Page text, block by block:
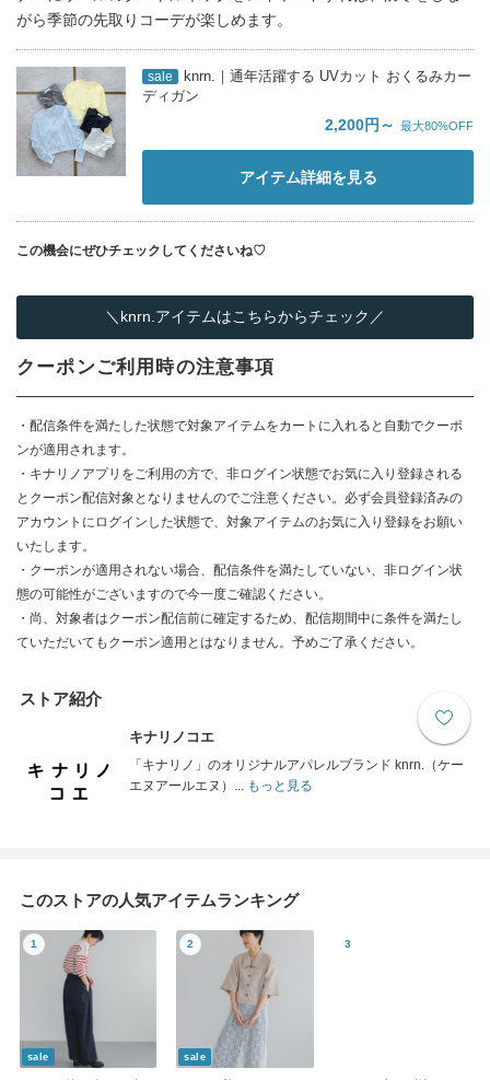
がら季節の先取りコーデが楽しめます。
sale
knrn.｜通年活躍する UVカット おくるみカー
ディガン
2,200円～ 最大80%OFF
アイテム詳細を見る
この機会にぜひチェックしてくださいね♡
＼knrn.アイテムはこちらからチェック／
クーポンご利用時の注意事項
・配信条件を満たした状態で対象アイテムをカートに入れると自動でクーポ
ンが適用されます。
・キナリノアプリをご利用の方で、非ログイン状態でお気に入り登録される
とクーポン配信対象となりませんのでご注意ください。必ず会員登録済みの
アカウントにログインした状態で、対象アイテムのお気に入り登録をお願い
いたします。
・クーポンが適用されない場合、配信条件を満たしていない、非ログイン状
態の可能性がございますので今一度ご確認ください。
・尚、対象者はクーポン配信前に確定するため、配信期間中に条件を満たし
ていただいてもクーポン適用とはなりません。予めご了承ください。
ストア紹介
キナリノコエ
「キナリノ」のオリジナルアパレルブランド knrn.（ケー
エヌアールエヌ）...
もっと見る
このストアの人気アイテムランキング
sale sale